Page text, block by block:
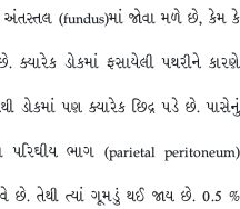
અંતસ્તલ (fundus)માં જોવા મળે છે, કેમ કે
ડોકમાં ફસાયેલી પથરીને કારણે
ડોકમાં પણ ક્યારેક છિદ્ર પડે છે. પાસેનું
પરિઘીય ભાગ (parietal peritoneum)
છે. તેથી ત્યાં ગૂમડું થઈ જાય છે. 0.5 %